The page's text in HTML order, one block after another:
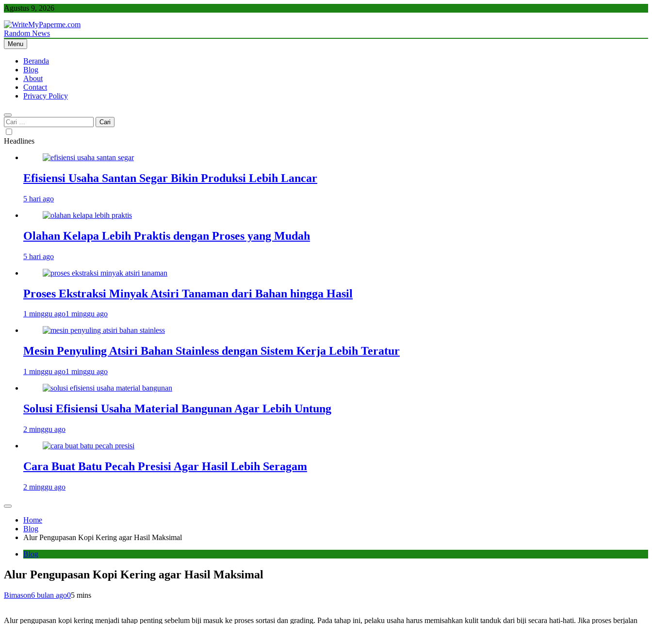
Skip
content
Agustus 9, 2026
WriteMyPaperme.com
Bisnis, Kuliner, Teknologi
Random News
Menu
Beranda
Blog
About
Contact
Privacy Policy
Cari
untuk:
Headlines
Efisiensi Usaha Santan Segar Bikin Produksi Lebih Lancar
5 hari ago
Olahan Kelapa Lebih Praktis dengan Proses yang Mudah
5 hari ago
Proses Ekstraksi Minyak Atsiri Tanaman dari Bahan hingga Hasil
1 minggu ago1 minggu ago
Mesin Penyuling Atsiri Bahan Stainless dengan Sistem Kerja Lebih Teratur
1 minggu ago1 minggu ago
Solusi Efisiensi Usaha Material Bangunan Agar Lebih Untung
2 minggu ago
Cara Buat Batu Pecah Presisi Agar Hasil Lebih Seragam
2 minggu ago
Home
Blog
Alur Pengupasan Kopi Kering agar Hasil Maksimal
Blog
Alur Pengupasan Kopi Kering agar Hasil Maksimal
Bimason6 bulan ago05 mins
Alur pengupasan kopi kering menjadi tahap penting sebelum biji masuk ke proses sortasi dan grading. Pada tahap ini, pelaku usaha harus memisahkan kulit tanduk dari biji secara hati-hati. Jika proses berjalan